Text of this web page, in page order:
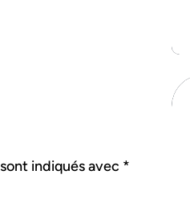
indiqués avec *